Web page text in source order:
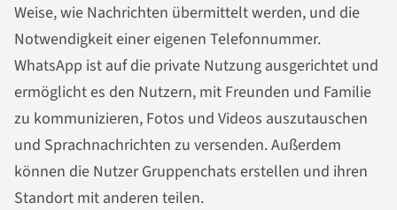
Weise, wie Nachrichten übermittelt werden, und die
Notwendigkeit einer eigenen Telefonnummer.
WhatsApp ist auf die private Nutzung ausgerichtet und
ermöglicht es den Nutzern, mit Freunden und Familie
zu kommunizieren, Fotos und Videos auszutauschen
und Sprachnachrichten zu versenden. Außerdem
können die Nutzer Gruppenchats erstellen und ihren
Standort mit anderen teilen.